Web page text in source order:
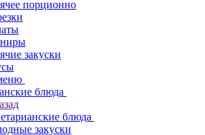
порционно
закуски
блюда
блюда
закуски